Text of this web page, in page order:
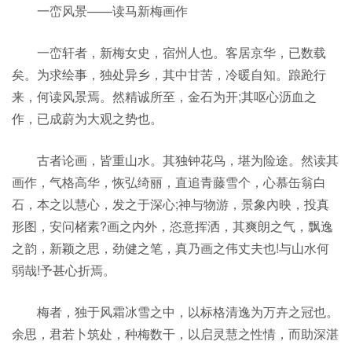
一峦风景——读马新梅画作
一峦轩者，新梅女史，宿州人也。客居京华，已数载
矣。为求绘事，独处异乡，其中甘苦，冷暖自知。踉跄行
来，何读风景焉。然精诚所至，金石为开;其呕心沥血之
作，已成蔚为大观之势也。
古者论画，皆重山水。其独钟花鸟，堪为险途。然读其
画作，气格高华，恢弘绮丽，直追青藤雪个，心慕缶翁白
石，本之以慧心，发之于深心;神与物游，景象內映，投真
形图，安问楮素?画之内外，恣意挥洒，其爽朗之气，飘逸
之韵，新颖之思，劲健之笔，真乃画之伟丈夫也!与山水何
弱哉!予甚心折焉。
梅者，独于风霜冰雪之中，以标格清逸为万卉之冠也。
余思，君若卜筑处，种梅数干，以启灵慧之性情，而助深湛